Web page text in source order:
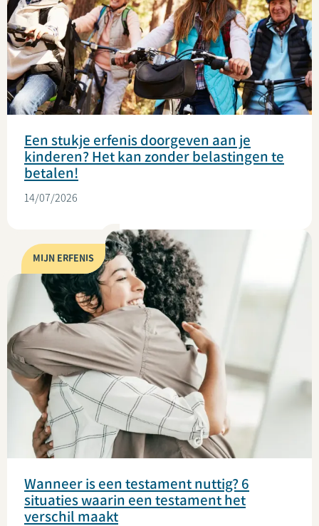
Een stukje erfenis doorgeven aan je
kinderen? Het kan zonder belastingen te
betalen!
14/07/2026
MIJN ERFENIS
Wanneer is een testament nuttig? 6
situaties waarin een testament het
verschil maakt